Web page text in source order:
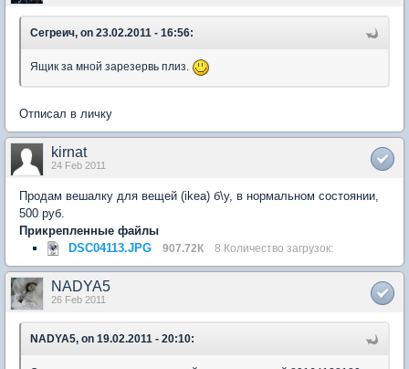
Сегреич, on 23.02.2011 - 16:56:
Ящик за мной зарезервь плиз.
Отписал в личку
kirnat
24 Feb 2011
Продам вешалку для вещей (ikea) б\у, в нормальном состоянии,
500 руб.
Прикрепленные файлы
DSC04113.JPG
907.72К 8 Количество загрузок:
NADYA5
26 Feb 2011
NADYA5, on 19.02.2011 - 20:10: